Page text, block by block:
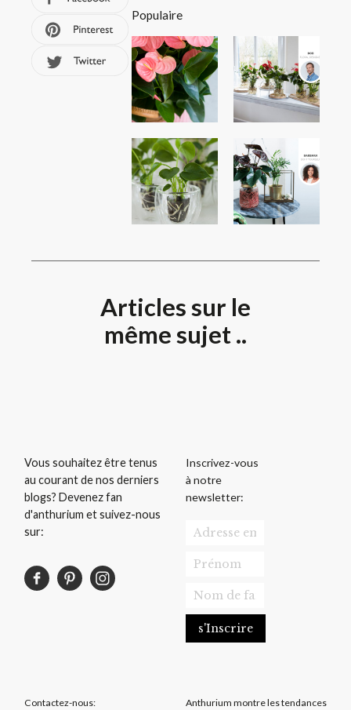
Populaire
Articles sur le
même sujet ..
Vous souhaitez être tenus
au courant de nos derniers
blogs? Devenez fan
d'anthurium et suivez-nous
sur:
Inscrivez-vous
à notre
newsletter:
Contactez-nous:
Anthurium montre les tendances